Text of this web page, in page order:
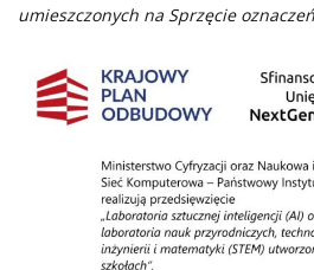
umieszczonych na Sprzęcie